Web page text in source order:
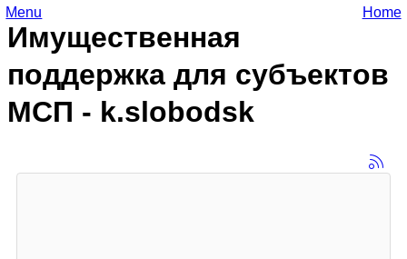
Имущественная
поддержка для субъектов
МСП - k.slobodsk
Menu Home